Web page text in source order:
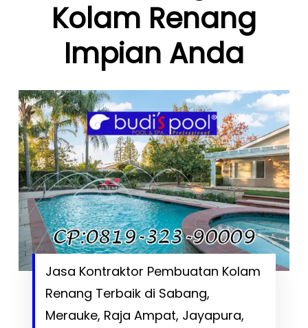
Kolam Renang
Impian Anda
Jasa Kontraktor Pembuatan Kolam
Renang Terbaik di Sabang,
Merauke, Raja Ampat, Jayapura,